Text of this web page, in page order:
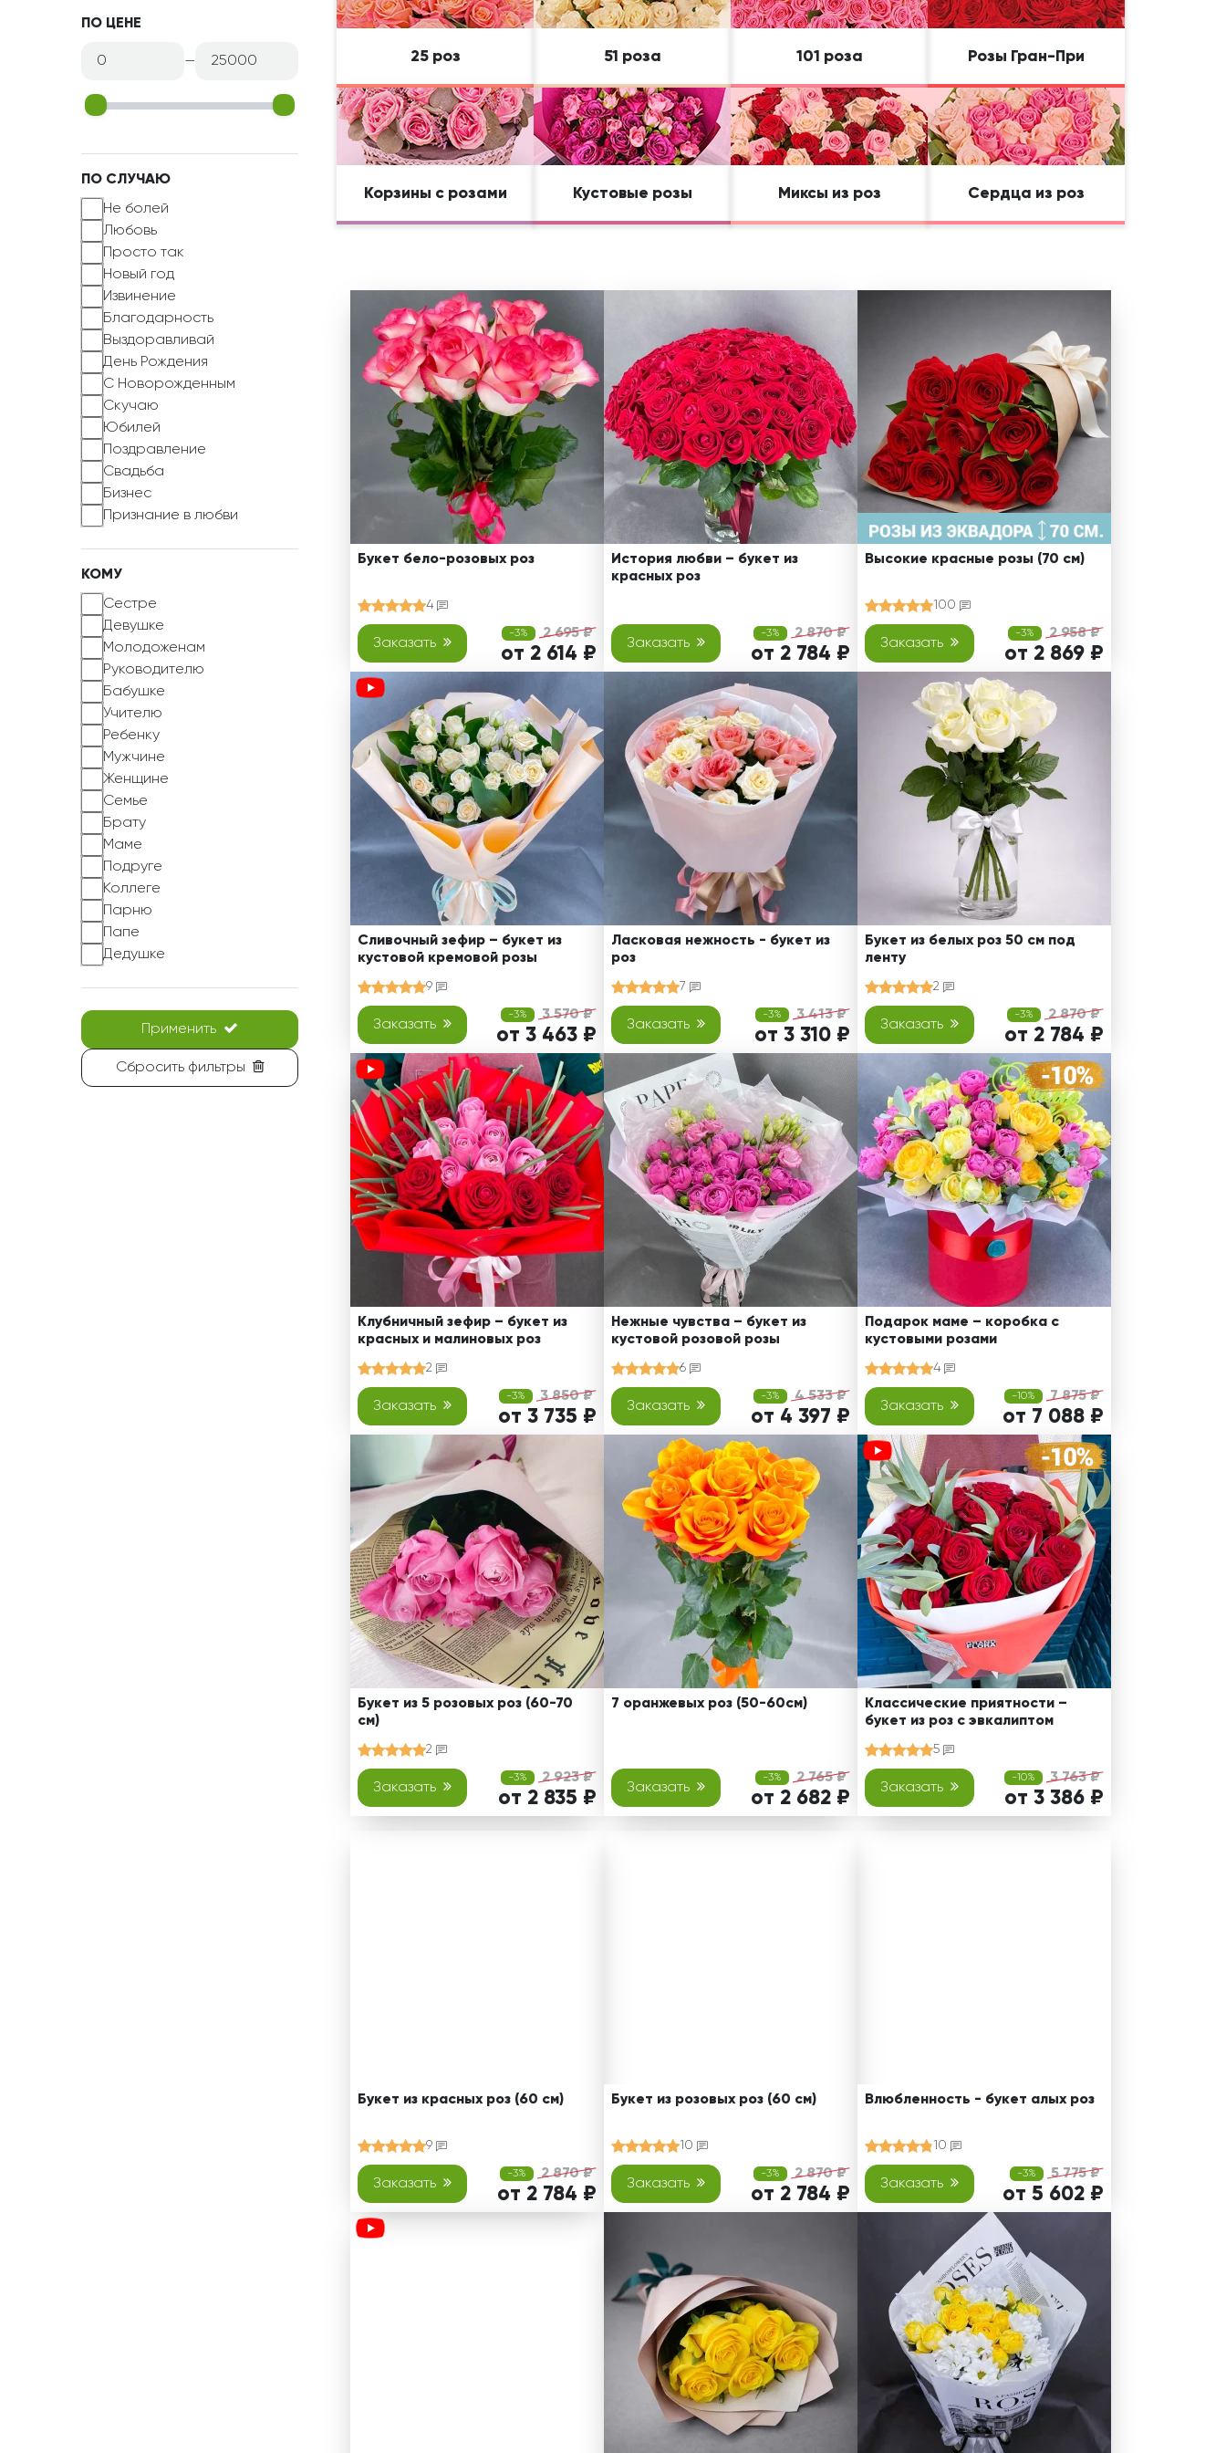
ПО ЦЕНЕ
—
ПО СЛУЧАЮ
Не болей
Любовь
Просто так
Новый год
Извинение
Благодарность
Выздоравливай
День Рождения
С Новорожденным
Скучаю
Юбилей
Поздравление
Свадьба
Бизнес
Признание в любви
КОМУ
Сестре
Девушке
Молодоженам
Руководителю
Бабушке
Учителю
Ребенку
Мужчине
Женщине
Семье
Брату
Маме
Подруге
Коллеге
Парню
Папе
Дедушке
Применить
Сбросить фильтры
25 роз 51 роза 101 роза Розы Гран-При
Корзины с розами Кустовые розы Миксы из роз Сердца из роз
Букет бело-розовых роз
4
Заказать
-3% 2 695 ₽
от 2 614 ₽
История любви – букет из
красных роз
Заказать
-3% 2 870 ₽
от 2 784 ₽
Высокие красные розы (70 см)
100
Заказать
-3% 2 958 ₽
от 2 869 ₽
Сливочный зефир – букет из
кустовой кремовой розы
9
Заказать
-3% 3 570 ₽
от 3 463 ₽
Ласковая нежность - букет из
роз
7
Заказать
-3% 3 413 ₽
от 3 310 ₽
Букет из белых роз 50 см под
ленту
2
Заказать
-3% 2 870 ₽
от 2 784 ₽
Клубничный зефир – букет из
красных и малиновых роз
2
Заказать
-3% 3 850 ₽
от 3 735 ₽
Нежные чувства – букет из
кустовой розовой розы
6
Заказать
-3% 4 533 ₽
от 4 397 ₽
Подарок маме – коробка с
кустовыми розами
4
Заказать
-10% 7 875 ₽
от 7 088 ₽
Букет из 5 розовых роз (60-70
см)
2
Заказать
-3% 2 923 ₽
от 2 835 ₽
7 оранжевых роз (50-60см)
Заказать
-3% 2 765 ₽
от 2 682 ₽
Классические приятности –
букет из роз с эвкалиптом
5
Заказать
-10% 3 763 ₽
от 3 386 ₽
Букет из красных роз (60 см)
9
Заказать
-3% 2 870 ₽
от 2 784 ₽
Букет из розовых роз (60 см)
10
Заказать
-3% 2 870 ₽
от 2 784 ₽
Влюбленность - букет алых роз
10
Заказать
-3% 5 775 ₽
от 5 602 ₽